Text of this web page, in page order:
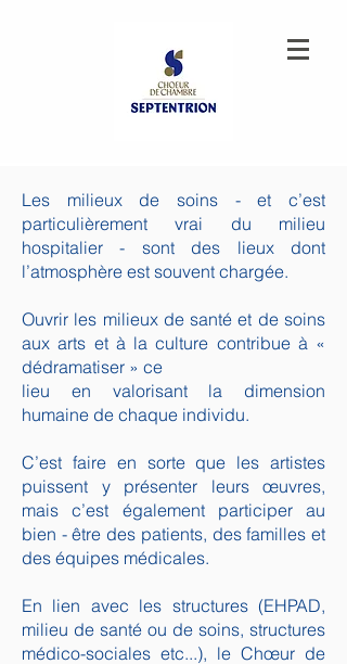
Les milieux de soins - et c’est
particulièrement vrai du milieu
hospitalier - sont des lieux dont
l’atmosphère est souvent chargée.
Ouvrir les milieux de santé et de soins
aux arts et à la culture contribue à «
dédramatiser » ce
lieu en valorisant la dimension
humaine de chaque individu.
C’est faire en sorte que les artistes
puissent y présenter leurs œuvres,
mais c’est également participer au
bien - être des patients, des familles et
des équipes médicales.
En lien avec les structures (EHPAD,
milieu de santé ou de soins, structures
médico-sociales etc...), le Chœur de